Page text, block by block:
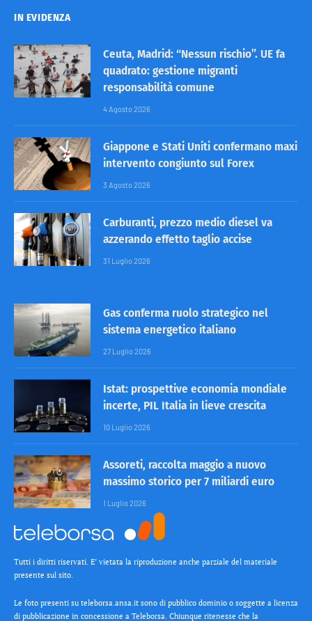
IN EVIDENZA
Ceuta, Madrid: “Nessun rischio”. UE fa
quadrato: gestione migranti
responsabilità comune
4 Agosto 2026
Giappone e Stati Uniti confermano maxi
intervento congiunto sul Forex
3 Agosto 2026
Carburanti, prezzo medio diesel va
azzerando effetto taglio accise
31 Luglio 2026
Gas conferma ruolo strategico nel
sistema energetico italiano
27 Luglio 2026
Istat: prospettive economia mondiale
incerte, PIL Italia in lieve crescita
10 Luglio 2026
Assoreti, raccolta maggio a nuovo
massimo storico per 7 miliardi euro
1 Luglio 2026
Tutti i diritti riservati. E’ vietata la riproduzione anche parziale del materiale
presente sul sito.
Le foto presenti su teleborsa.ansa.it sono di pubblico dominio o soggette a licenza
di pubblicazione in concessione a Teleborsa. Chiunque ritenesse che la